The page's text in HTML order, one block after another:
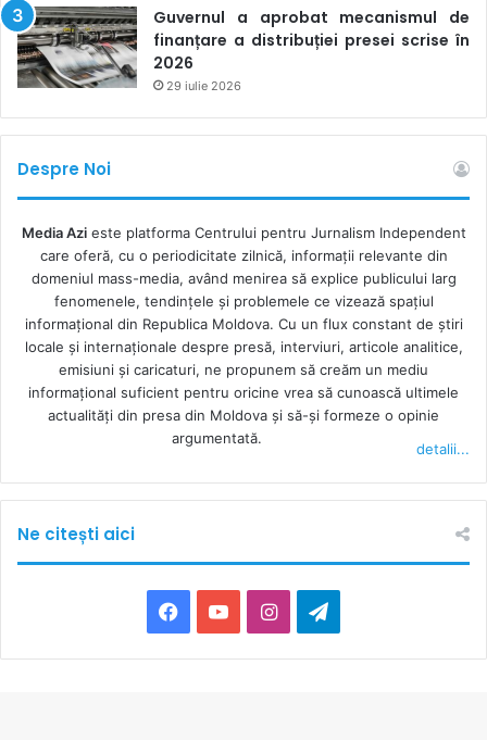
Guvernul a aprobat mecanismul de
finanțare a distribuției presei scrise în
2026
29 iulie 2026
Despre Noi
Media Azieste platforma Centrului pentru Jurnalism Independent
care oferă, cu o periodicitate zilnică, informații relevante din
domeniul mass-media, având menirea să explice publicului larg
fenomenele, tendințele și problemele ce vizează spațiul
informațional din Republica Moldova. Cu un flux constant de ştiri
locale şi internaţionale despre presă, interviuri, articole analitice,
emisiuni și caricaturi, ne propunem să creăm un mediu
informaţional suficient pentru oricine vrea să cunoască ultimele
actualităţi din presa din Moldova şi să-şi formeze o opinie
argumentată.
detalii...
Ne citești aici
a
o
I
n
e